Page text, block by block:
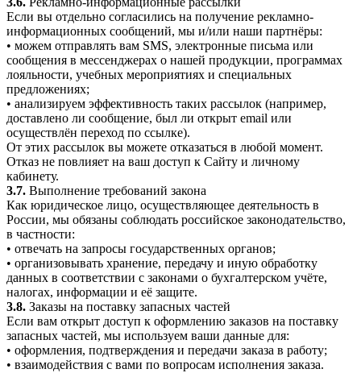
Если вы отдельно согласились на получение рекламно-
информационных сообщений, мы и/или наши партнёры:
• можем отправлять вам SMS, электронные письма или
сообщения в мессенджерах о нашей продукции, программах
лояльности, учебных мероприятиях и специальных
предложениях;
• анализируем эффективность таких рассылок (например,
доставлено ли сообщение, был ли открыт email или
осуществлён переход по ссылке).
От этих рассылок вы можете отказаться в любой момент.
Отказ не повлияет на ваш доступ к Сайту и личному
кабинету.
3.7. Выполнение требований закона
Как юридическое лицо, осуществляющее деятельность в
России, мы обязаны соблюдать российское законодательство,
в частности:
• отвечать на запросы государственных органов;
• организовывать хранение, передачу и иную обработку
данных в соответствии с законами о бухгалтерском учёте,
налогах, информации и её защите.
3.8. Заказы на поставку запасных частей
Если вам открыт доступ к оформлению заказов на поставку
запасных частей, мы используем ваши данные для:
• оформления, подтверждения и передачи заказа в работу;
• взаимодействия с вами по вопросам исполнения заказа.